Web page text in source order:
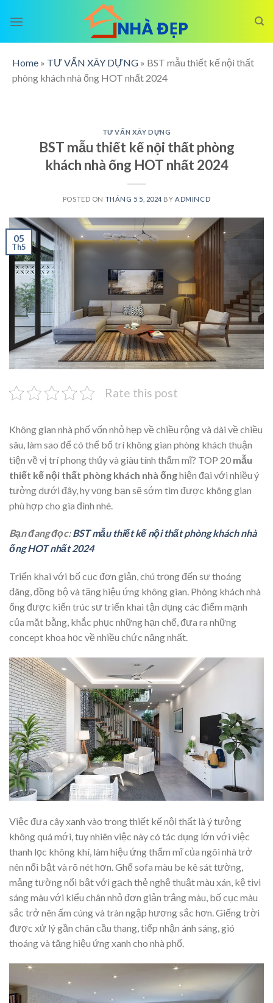
Home » TƯ VẤN XÂY DỰNG » BST mẫu thiết kế nội thất
phòng khách nhà ống HOT nhất 2024
TƯ VẤN XÂY DỰNG
BST mẫu thiết kế nội thất phòng
khách nhà ống HOT nhất 2024
POSTED ON THÁNG 5 5, 2024 BYADMINCD
05
Th5
Rate this post
Không gian nhà phố vốn nhỏ hẹp về chiều rộng và dài về chiều
sâu, làm sao để có thể bố trí không gian phòng khách thuận
tiện về vị trí phong thủy và giàu tính thẩm mĩ? TOP 20 mẫu
thiết kế nội thất phòng khách nhà ốnghiện đại với nhiều ý
tưởng dưới đây, hy vọng bạn sẽ sớm tìm được không gian
phù hợp cho gia đình nhé.
Bạn đang đọc:BST mẫu thiết kế nội thất phòng khách nhà
ống HOT nhất 2024
Triển khai với bố cục đơn giản, chú trọng đến sự thoáng
đãng, đồng bộ và tăng hiệu ứng không gian. Phòng khách nhà
ống được kiến trúc sư triển khai tận dụng các điểm mạnh
của mặt bằng, khắc phục những hạn chế, đưa ra những
concept khoa học về nhiều chức năng nhất.
Việc đưa cây xanh vào trong thiết kế nội thất là ý tưởng
không quá mới, tuy nhiên việc này có tác dụng lớn với việc
thanh lọc không khí, làm hiệu ứng thẩm mĩ của ngôi nhà trở
nên nổi bật và rõ nét hơn. Ghế sofa màu be kê sát tường,
mảng tường nổi bật với gạch thẻ nghệ thuật màu xán, kệ tivi
sáng màu với kiểu chân nhỏ đơn giản trắng màu, bố cục màu
sắc trở nên ấm cúng và tràn ngập hương sắc hơn. Giếng trời
được xử lý gần chân cầu thang, tiếp nhận ánh sáng, gió
thoáng và tăng hiệu ứng xanh cho nhà phố.